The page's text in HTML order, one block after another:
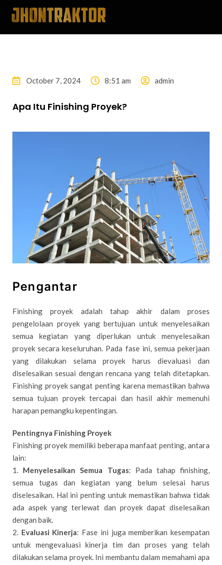
October 7, 2024 8:51 am admin
Apa Itu Finishing Proyek?
Pengantar
Finishing proyek adalah tahap akhir dalam proses
pengelolaan proyek yang bertujuan untuk menyelesaikan
semua kegiatan yang diperlukan untuk menyelesaikan
proyek secara keseluruhan. Pada fase ini, semua pekerjaan
yang dilakukan selama proyek harus dievaluasi dan
diselesaikan sesuai dengan rencana yang telah ditetapkan.
Finishing proyek sangat penting karena memastikan bahwa
semua tujuan proyek tercapai dan hasil akhir memenuhi
harapan pemangku kepentingan.
Pentingnya Finishing Proyek
Finishing proyek memiliki beberapa manfaat penting, antara
lain:
1. Menyelesaikan Semua Tugas: Pada tahap finishing,
semua tugas dan kegiatan yang belum selesai harus
diselesaikan. Hal ini penting untuk memastikan bahwa tidak
ada aspek yang terlewat dan proyek dapat diselesaikan
dengan baik.
2. Evaluasi Kinerja: Fase ini juga memberikan kesempatan
untuk mengevaluasi kinerja tim dan proses yang telah
dilakukan selama proyek. Ini membantu dalam memahami apa